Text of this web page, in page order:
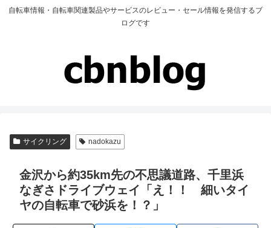
自転車情報・自転車関連製品やサービスのレビュー・セール情報を発信するブ
ログです
サイクリング nadokazu
金沢から約35km先の不思議道路、千里浜
なぎさドライブウェイ「え！！ 細いタイ
ヤの自転車で砂浜を！？」